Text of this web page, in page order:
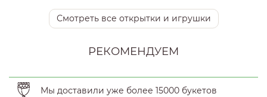
Смотреть все открытки и игрушки
РЕКОМЕНДУЕМ
Мы доставили уже более 15000 букетов